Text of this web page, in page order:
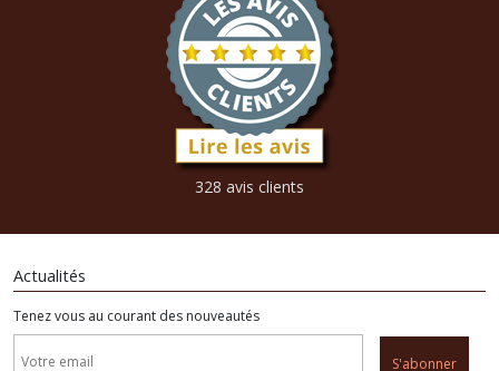
328 avis clients
Actualités
Tenez vous au courant des nouveautés
S'abonner